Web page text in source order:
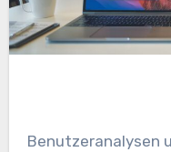
Benutzeranalysen und Benchmark-Exams